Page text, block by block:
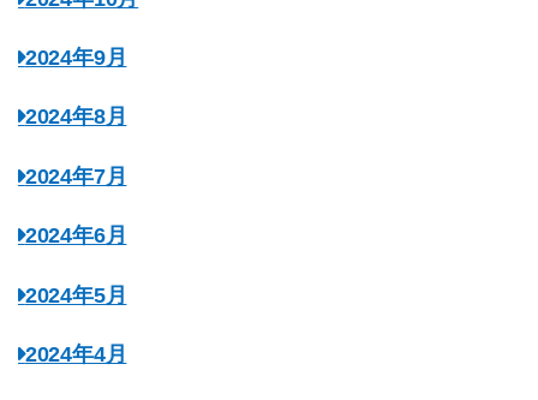
2024年9月
2024年8月
2024年7月
2024年6月
2024年5月
2024年4月